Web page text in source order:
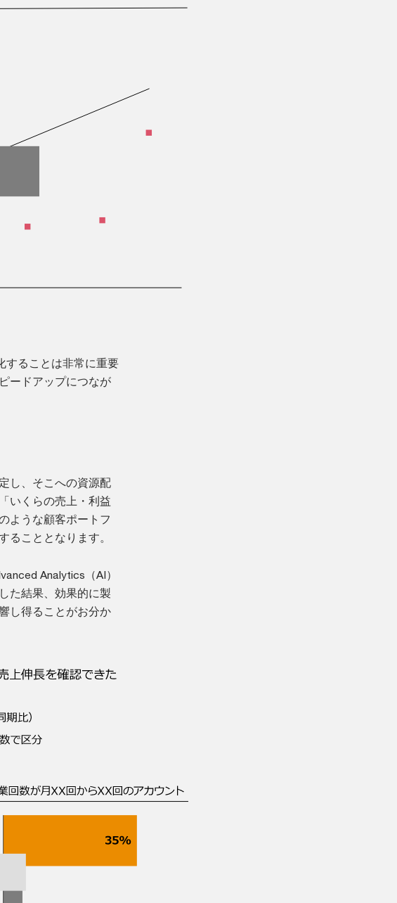
することは非常に重要
ードアップにつなが
し、そこへの資源配
いくらの売上・利益
ような顧客ポートフ
ることとなります。
Analytics（AI）
た結果、効果的に製
し得ることがお分か